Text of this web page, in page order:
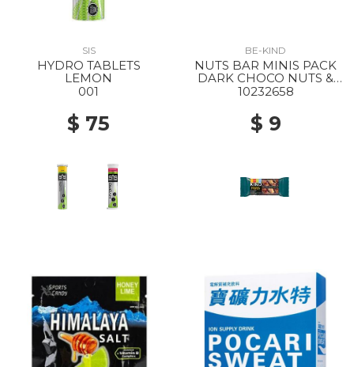
SIS
HYDRO TABLETS
LEMON
001
$ 75
BE-KIND
NUTS BAR MINIS PACK
DARK CHOCO NUTS &
SEASALT
10232658
$ 9